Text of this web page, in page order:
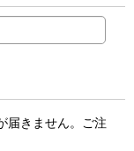
届きません。ご注